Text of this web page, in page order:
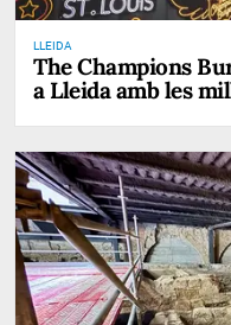
LLEIDA
The Champions
a Lleida amb les